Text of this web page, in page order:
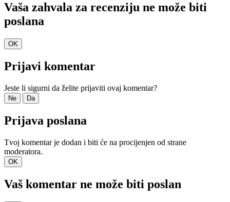
Vaša zahvala za recenziju ne može biti
poslana
OK
Prijavi komentar
Jeste li sigurni da želite prijaviti ovaj komentar?
Ne Da
Prijava poslana
Tvoj komentar je dodan i biti će na procijenjen od strane
moderatora.
OK
Vaš komentar ne može biti poslan